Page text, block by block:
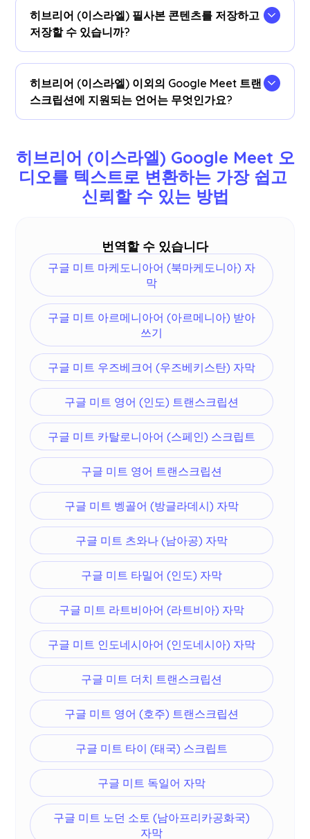
볼 수 있습니다.히브리어 (이스라엘) 텍스트를 강조
표시하고 마우스 오른쪽 버튼을 클릭한 다음
“Google 검색 대상”을 선택하면 의미를 찾을 수 있
히브리어 (이스라엘) 필사본 콘텐츠를 저장하고
저장할 수 있습니까?
저장됩니다.계기반.선호하는 도구에서 문서의 사본
을 보고, 복사하고, 번역할 수도 있습니다.
히브리어 (이스라엘) 이외의 Google Meet 트랜
스크립션에 지원되는 언어는 무엇인가요?
어, 우르두어, 터키어, 노르웨이어, 이탈리아어, 버마
어, 러시아어, 필리핀어, 스와힐리어, 헝가리어 등 77
개 언어를 지원합니다.더.
히브리어 (이스라엘) Google Meet 오
디오를 텍스트로 변환하는 가장 쉽고
신뢰할 수 있는 방법
번역할 수 있습니다
구글 미트 마케도니아어 (북마케도니아) 자
막
구글 미트 아르메니아어 (아르메니아) 받아
쓰기
구글 미트 우즈베크어 (우즈베키스탄) 자막
구글 미트 영어 (인도) 트랜스크립션
구글 미트 카탈로니아어 (스페인) 스크립트
구글 미트 영어 트랜스크립션
구글 미트 벵골어 (방글라데시) 자막
구글 미트 츠와나 (남아공) 자막
구글 미트 타밀어 (인도) 자막
구글 미트 라트비아어 (라트비아) 자막
구글 미트 인도네시아어 (인도네시아) 자막
구글 미트 더치 트랜스크립션
구글 미트 영어 (호주) 트랜스크립션
구글 미트 타이 (태국) 스크립트
구글 미트 독일어 자막
구글 미트 노던 소토 (남아프리카공화국)
자막